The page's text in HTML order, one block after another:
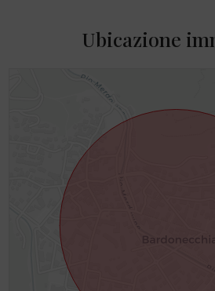
Ubicazione